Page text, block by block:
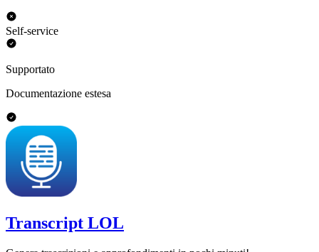
Self-service
Supportato
Documentazione estesa
Transcript LOL